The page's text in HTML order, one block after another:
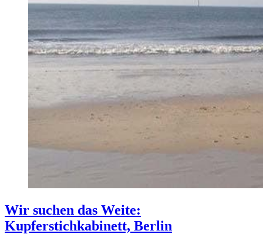
Wir suchen das Weite:
Kupferstichkabinett, Berlin